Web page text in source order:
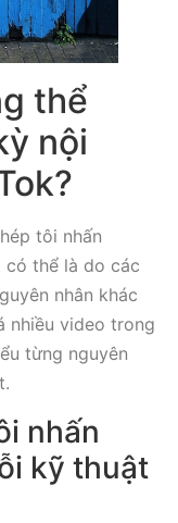
thể
nội
tôi nhấn
có thể là do các
nhân khác
nhiều video trong
từng nguyên
nhấn
kỹ thuật